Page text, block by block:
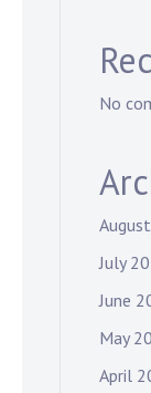
No
July
June
May
April